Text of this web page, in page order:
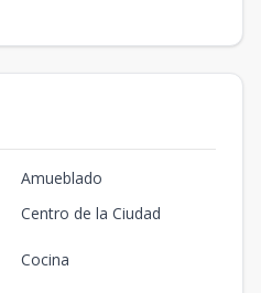
Amueblado
Centro de la Ciudad
Cocina